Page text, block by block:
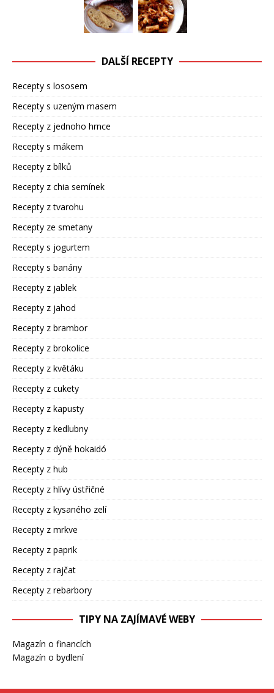
DALŠÍ RECEPTY
Recepty s lososem
Recepty s uzeným masem
Recepty z jednoho hrnce
Recepty s mákem
Recepty z bílků
Recepty z chia semínek
Recepty z tvarohu
Recepty ze smetany
Recepty s jogurtem
Recepty s banány
Recepty z jablek
Recepty z jahod
Recepty z brambor
Recepty z brokolice
Recepty z květáku
Recepty z cukety
Recepty z kapusty
Recepty z kedlubny
Recepty z dýně hokaidó
Recepty z hub
Recepty z hlívy ústřičné
Recepty z kysaného zelí
Recepty z mrkve
Recepty z paprik
Recepty z rajčat
Recepty z rebarbory
TIPY NA ZAJÍMAVÉ WEBY
Magazín o financích
Magazín o bydlení